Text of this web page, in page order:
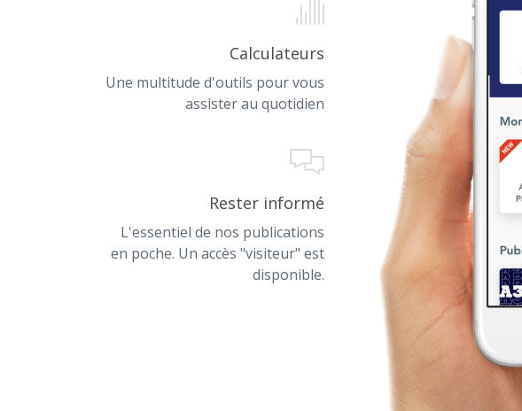
Calculateurs
Une multitude d'outils pour vous
assister au quotidien
Rester informé
L'essentiel de nos publications
en poche. Un accès "visiteur" est
disponible.